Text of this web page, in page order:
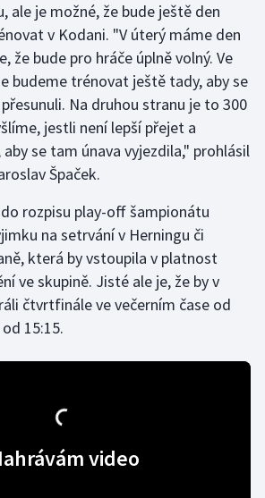
ale je možné, že bude ještě den
v Kodani. "V úterý máme den
že bude pro hráče úplně volný. Ve
budeme trénovat ještě tady, aby se
Na druhou stranu je to 300
jestli není lepší přejet a
se tam únava vyjezdila," prohlásil
Špaček.
rozpisu play-off šampionátu
na setrvání v Herningu či
která by vstoupila v platnost
ve skupině. Jisté ale je, že by v
čtvrtfinále ve večerním čase od
15:15.
video